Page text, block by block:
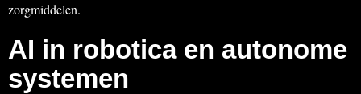
zorgmiddelen.
AI in robotica en autonome
systemen